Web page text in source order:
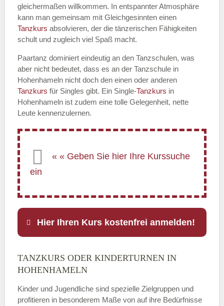
gleichermaßen willkommen. In entspannter Atmosphäre
kann man gemeinsam mit Gleichgesinnten einen
Tanzkurs absolvieren, der die tänzerischen Fähigkeiten
schult und zugleich viel Spaß macht.
Paartanz dominiert eindeutig an den Tanzschulen, was
aber nicht bedeutet, dass es an der Tanzschule in
Hohenhameln nicht doch den einen oder anderen
Tanzkurs für Singles gibt. Ein Single-Tanzkurs in
Hohenhameln ist zudem eine tolle Gelegenheit, nette
Leute kennenzulernen.
Hier Ihren Kurs kostenfrei anmelden!
Name
TANZKURS ODER KINDERTURNEN IN
HOHENHAMELN
Kinder und Jugendliche sind spezielle Zielgruppen und
profitieren in besonderem Maße von auf ihre Bedürfnisse